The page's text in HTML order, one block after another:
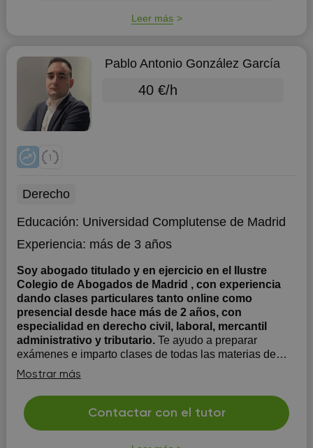
Leer más
Pablo Antonio González García
40 €/h
Derecho
Educación: Universidad Complutense de Madrid
Experiencia: más de 3 años
Soy abogado titulado y en ejercicio en el Ilustre
Colegio de Abogados de Madrid , con experiencia
dando clases particulares tanto online como
presencial desde hace más de 2 años, con
especialidad en derecho civil, laboral, mercantil
administrativo y tributario. Te ayudo a preparar
exámenes e imparto clases de todas las materias de
derecho en grado, máster, oposiciones a la
administración de justicia y otras en los que haya
materias de derecho, trabajos y a resolver dudas de
manera clara y efectiva, con resultados comprobados y
valoraciones positivas de a...
Mostrar más
Contactar con el tutor